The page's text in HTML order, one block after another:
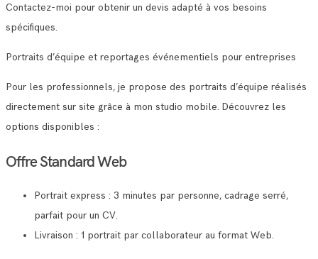
Contactez-moi pour obtenir un devis adapté à vos besoins
spécifiques.
Portraits d’équipe et reportages événementiels pour entreprises
Pour les professionnels, je propose des portraits d’équipe réalisés
directement sur site grâce à mon studio mobile. Découvrez les
options disponibles :
Offre Standard Web
Portrait express : 3 minutes par personne, cadrage serré,
parfait pour un CV.
Livraison : 1 portrait par collaborateur au format Web.